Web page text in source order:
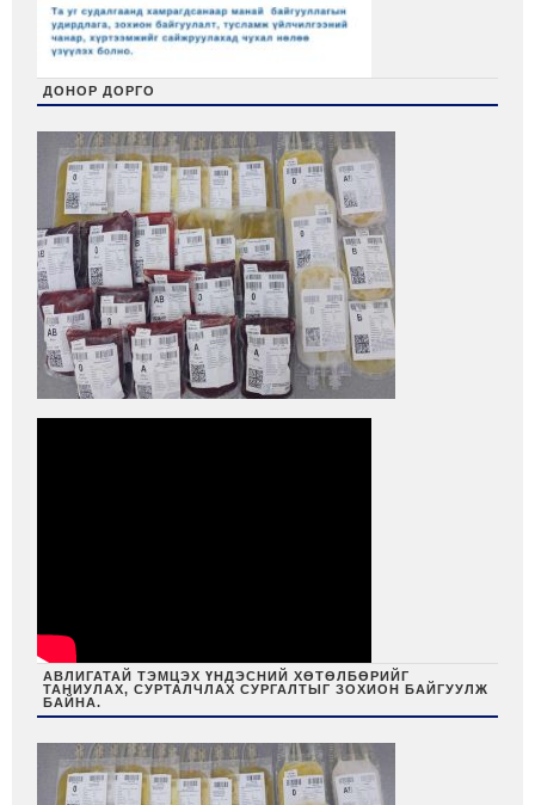
ДОНОР ДОРГО
АВЛИГАТАЙ ТЭМЦЭХ ҮНДЭСНИЙ ХӨТӨЛБӨРИЙГ
ТАНИУЛАХ, СУРТАЛЧЛАХ СУРГАЛТЫГ ЗОХИОН БАЙГУУЛЖ
БАЙНА.